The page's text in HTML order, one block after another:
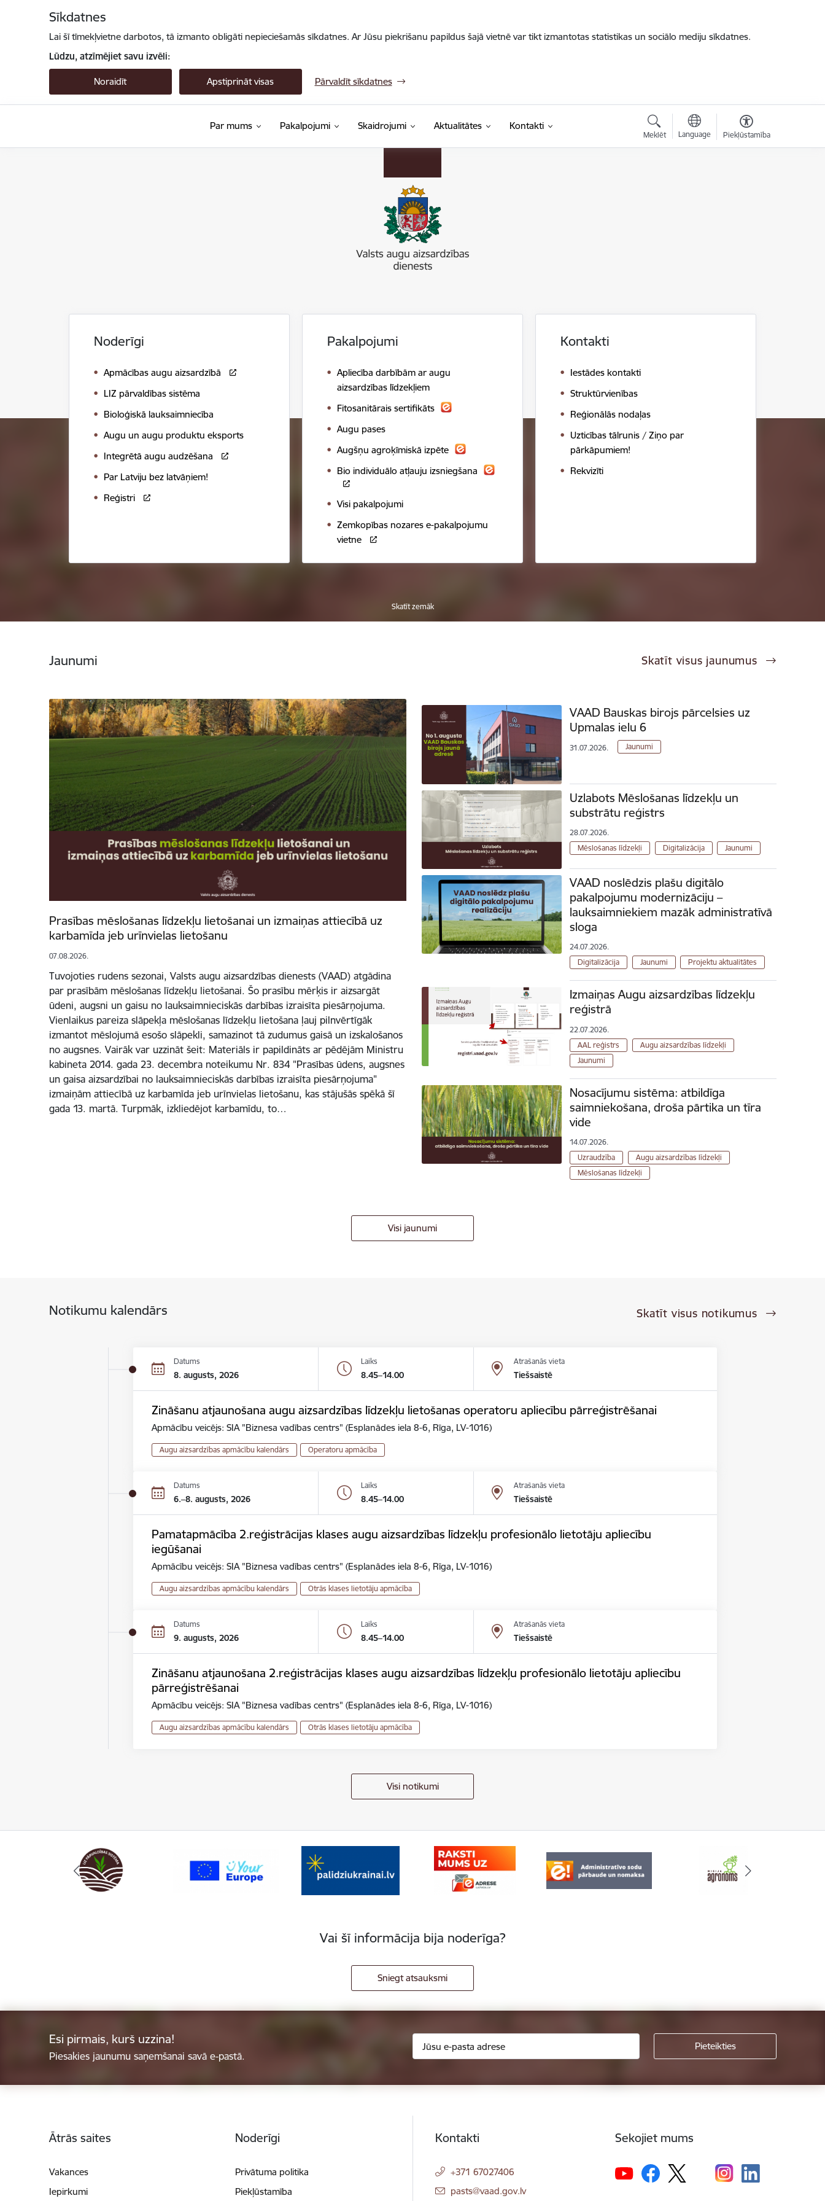
Sīkdatnes
Lai šī tīmekļvietne darbotos, tā izmanto obligāti nepieciešamās sīkdatnes. Ar Jūsu piekrišanu papildus šajā vietnē var tikt izmantotas statistikas un sociālo mediju sīkdatnes.
Lūdzu, atzīmējiet savu izvēli:
Noraidīt Apstiprināt visas Pārvaldīt sīkdatnes
Par mums Pakalpojumi Skaidrojumi Aktualitātes Kontakti
Meklēt Language Piekļūstamība
Noderīgi
Apmācības augu aizsardzībā
LIZ pārvaldības sistēma
Bioloģiskā lauksaimniecība
Augu un augu produktu eksports
Integrētā augu audzēšana
Par Latviju bez latvāņiem!
Reģistri
Pakalpojumi
Apliecība darbībām ar augu
aizsardzības līdzekļiem
Fitosanitārais sertifikāts
Augu pases
Augšņu agroķīmiskā izpēte
Bio individuālo atļauju izsniegšana
Visi pakalpojumi
Zemkopības nozares e-pakalpojumu
vietne
Kontakti
Iestādes kontakti
Struktūrvienības
Reģionālās nodaļas
Uzticības tālrunis / Ziņo par
pārkāpumiem!
Rekvizīti
Skatīt zemāk
Jaunumi Skatīt visus jaunumus
Prasības mēslošanas līdzekļu lietošanai un izmaiņas attiecībā uz
karbamīda jeb urīnvielas lietošanu
07.08.2026.
Tuvojoties rudens sezonai, Valsts augu aizsardzības dienests (VAAD) atgādina
par prasībām mēslošanas līdzekļu lietošanai. Šo prasību mērķis ir aizsargāt
ūdeni, augsni un gaisu no lauksaimnieciskās darbības izraisīta piesārņojuma.
Vienlaikus pareiza slāpekļa mēslošanas līdzekļu lietošana ļauj pilnvērtīgāk
izmantot mēslojumā esošo slāpekli, samazinot tā zudumus gaisā un izskalošanos
no augsnes. Vairāk var uzzināt šeit: Materiāls ir papildināts ar pēdējām Ministru
kabineta 2014. gada 23. decembra noteikumu Nr. 834 "Prasības ūdens, augsnes
un gaisa aizsardzībai no lauksaimnieciskās darbības izraisīta piesārņojuma"
izmaiņām attiecībā uz karbamīda jeb urīnvielas lietošanu, kas stājušās spēkā šī
gada 13. martā. Turpmāk, izkliedējot karbamīdu, to…
VAAD Bauskas birojs pārcelsies uz
Upmalas ielu 6
31.07.2026. Jaunumi
Uzlabots Mēslošanas līdzekļu un
substrātu reģistrs
28.07.2026.
Mēslošanas līdzekļi
Digitalizācija Jaunumi
VAAD noslēdzis plašu digitālo
pakalpojumu modernizāciju –
lauksaimniekiem mazāk administratīvā
sloga
24.07.2026.
Digitalizācija
Jaunumi Projektu aktualitātes
Izmaiņas Augu aizsardzības līdzekļu
reģistrā
22.07.2026.
AAL reģistrs
Augu aizsardzības līdzekļi
Jaunumi
Nosacījumu sistēma: atbildīga
saimniekošana, droša pārtika un tīra
vide
14.07.2026.
Uzraudzība
Augu aizsardzības līdzekļi
Mēslošanas līdzekļi
Visi jaunumi
Notikumu kalendārs Skatīt visus notikumus
Datums
8. augusts, 2026
Laiks
8.45–14.00
Atrašanās vieta
Tiešsaistē
Zināšanu atjaunošana augu aizsardzības līdzekļu lietošanas operatoru apliecību pārreģistrēšanai
Apmācību veicējs: SIA "Biznesa vadības centrs" (Esplanādes iela 8-6, Rīga, LV-1016)
Augu aizsardzības apmācību kalendārs Operatoru apmācība
Datums
6.–8. augusts, 2026
Laiks
8.45–14.00
Atrašanās vieta
Tiešsaistē
Pamatapmācība 2.reģistrācijas klases augu aizsardzības līdzekļu profesionālo lietotāju apliecību
iegūšanai
Apmācību veicējs: SIA "Biznesa vadības centrs" (Esplanādes iela 8-6, Rīga, LV-1016)
Augu aizsardzības apmācību kalendārs Otrās klases lietotāju apmācība
Datums
9. augusts, 2026
Laiks
8.45–14.00
Atrašanās vieta
Tiešsaistē
Zināšanu atjaunošana 2.reģistrācijas klases augu aizsardzības līdzekļu profesionālo lietotāju apliecību
pārreģistrēšanai
Apmācību veicējs: SIA "Biznesa vadības centrs" (Esplanādes iela 8-6, Rīga, LV-1016)
Augu aizsardzības apmācību kalendārs Otrās klases lietotāju apmācība
Visi notikumi
Vai šī informācija bija noderīga?
Sniegt atsauksmi
Esi pirmais, kurš uzzina!
Piesakies jaunumu saņemšanai savā e-pastā.
Ātrās saites
Vakances
Iepirkumi
Noderīgi
Privātuma politika
Piekļūstamība
Kontakti
+371 67027406
E-pasts:
pasts@vaad.gov.lv
Sekojiet mums